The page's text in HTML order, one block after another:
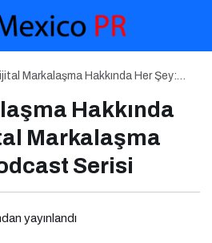
Markalaşma Hakkında Her Şey:
Hakkında
Markalaşma
Serisi
yayınlandı
E-Ticaret Fuarı: WORLDEF